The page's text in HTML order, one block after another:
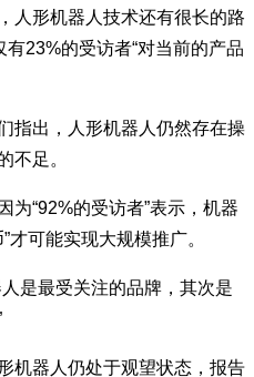
人形机器人技术还有很长的路
有23%的受访者“对当前的产品
指出，人形机器人仍然存在操
不足。
为“92%的受访者”表示，机器
才可能实现大规模推广。
是最受关注的品牌，其次是
机器人仍处于观望状态，报告